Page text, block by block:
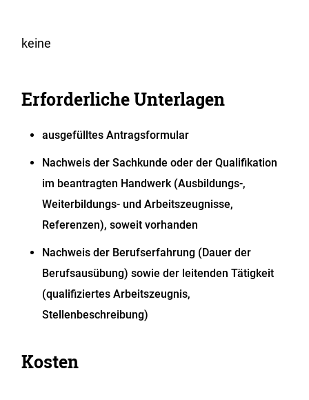
keine
Erforderliche Unterlagen
ausgefülltes Antragsformular
Nachweis der Sachkunde oder der Qualifikation
im beantragten Handwerk (Ausbildungs-,
Weiterbildungs- und Arbeitszeugnisse,
Referenzen), soweit vorhanden
Nachweis der Berufserfahrung (Dauer der
Berufsausübung) sowie der leitenden Tätigkeit
(qualifiziertes Arbeitszeugnis,
Stellenbeschreibung)
Kosten